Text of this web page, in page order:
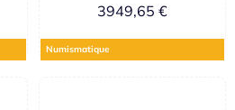
3949,65 €
Numismatique